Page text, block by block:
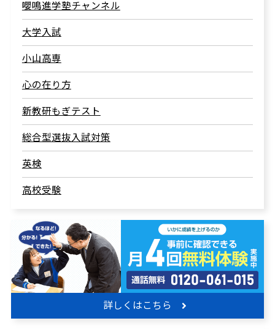
嚶鳴進学塾チャンネル
大学入試
小山高専
心の在り方
新教研もぎテスト
総合型選抜入試対策
英検
高校受験
詳しくはこちら